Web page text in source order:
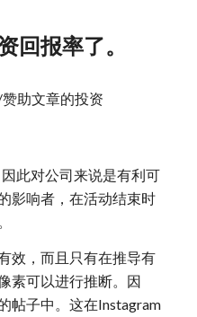
回报率了。
助文章的投资
此对公司来说是有利可
影响者，在活动结束时
效，而且只有在推导有
素可以进行推断。因
帖子中。这在Instagram